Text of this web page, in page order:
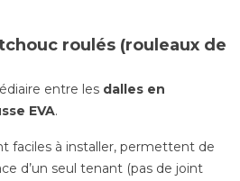
roulés (rouleaux de
entre les dalles en
EVA.
faciles à installer, permettent de
d’un seul tenant (pas de joint